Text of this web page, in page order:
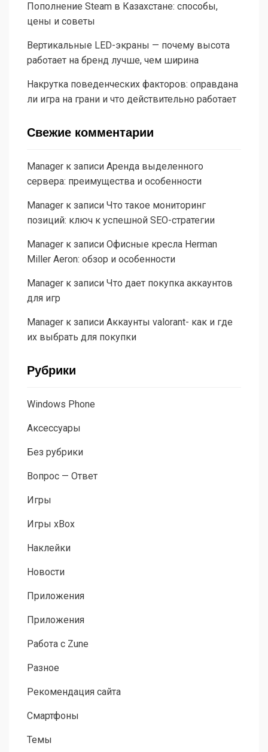
Пополнение Steam в Казахстане: способы,
цены и советы
Вертикальные LED-экраны — почему высота
работает на бренд лучше, чем ширина
Накрутка поведенческих факторов: оправдана
ли игра на грани и что действительно работает
Свежие комментарии
Manager к записи Аренда выделенного
сервера: преимущества и особенности
Manager к записи Что такое мониторинг
позиций: ключ к успешной SEO-стратегии
Manager к записи Офисные кресла Herman
Miller Aeron: обзор и особенности
Manager к записи Что дает покупка аккаунтов
для игр
Manager к записи Аккаунты valorant- как и где
их выбрать для покупки
Рубрики
Windows Phone
Аксессуары
Без рубрики
Вопрос — Ответ
Игры
Игры xBox
Наклейки
Новости
Приложения
Приложения
Работа с Zune
Разное
Рекомендация сайта
Смартфоны
Темы